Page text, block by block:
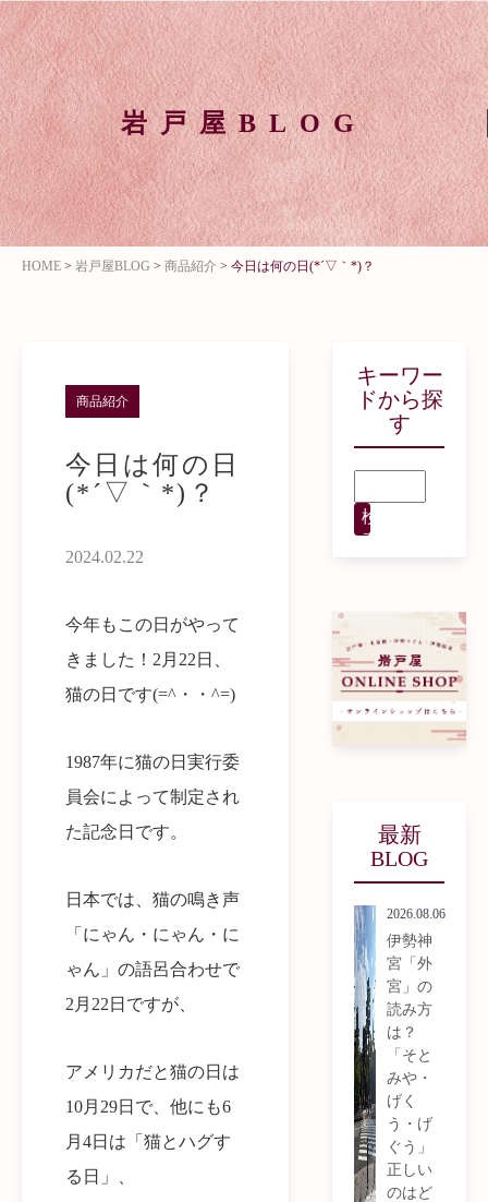
岩戸屋BLOG
HOME > 岩戸屋BLOG > 商品紹介 > 今日は何の日(*´▽｀*)？
商品紹介
今日は何の日
(*´▽｀*)？
2024.02.22
今年もこの日がやって
きました！2月22日、
猫の日です(=^・・^=)
1987年に猫の日実行委
員会によって制定され
た記念日です。
日本では、猫の鳴き声
「にゃん・にゃん・に
ゃん」の語呂合わせで
2月22日ですが、
アメリカだと猫の日は
10月29日で、他にも6
月4日は「猫とハグす
る日」、
キーワー
ドから探
す
検
索
最新
BLOG
2026.08.06
伊勢神
宮「外
宮」の
読み方
は？
「そと
みや・
げく
う・げ
ぐう」
正しい
のはど